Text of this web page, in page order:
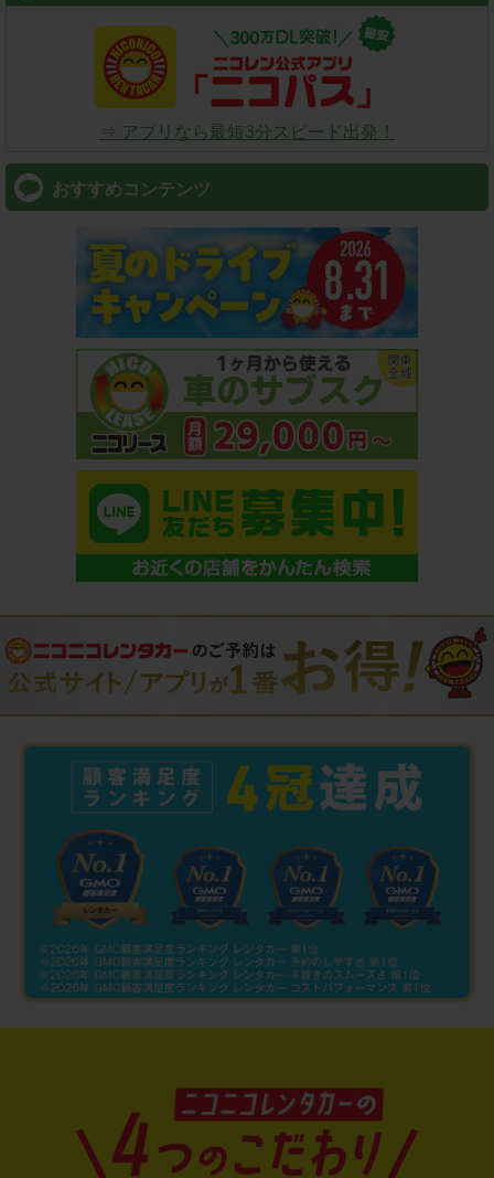
⇒ アプリなら最短3分スピード出発！
おすすめコンテンツ